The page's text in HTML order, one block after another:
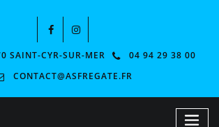
SAINT-CYR-SUR-MER
04 94 29 38 00
CONTACT@ASFREGATE.FR